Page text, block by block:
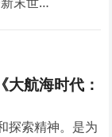
航海时代：
探索精神。是为